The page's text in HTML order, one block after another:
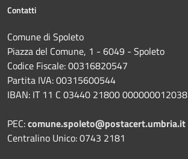
Contatti
Comune di Spoleto
Piazza del Comune, 1 - 6049 - Spoleto
Codice Fiscale: 00316820547
Partita IVA: 00315600544
IBAN: IT 11 C 03440 21800 000000012038
PEC:comune.spoleto@postacert.umbria.it
Centralino Unico: 0743 2181